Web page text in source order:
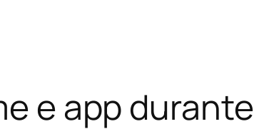
e app durante